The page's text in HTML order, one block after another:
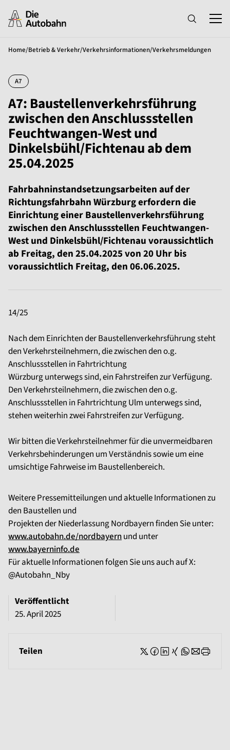
Home/Betrieb & Verkehr/Verkehrsinformationen/Verkehrsmeldungen
A7
A7: Baustellenverkehrsführung
zwischen den Anschlussstellen
Feuchtwangen-West und
Dinkelsbühl/Fichtenau ab dem
25.04.2025
Fahrbahninstandsetzungsarbeiten auf der
Richtungsfahrbahn Würzburg erfordern die
Einrichtung einer Baustellenverkehrsführung
zwischen den Anschlussstellen Feuchtwangen-
West und Dinkelsbühl/Fichtenau voraussichtlich
ab Freitag, den 25.04.2025 von 20 Uhr bis
voraussichtlich Freitag, den 06.06.2025.
14/25
Nach dem Einrichten der Baustellenverkehrsführung steht
den Verkehrsteilnehmern, die zwischen den o.g.
Anschlussstellen in Fahrtrichtung
Würzburg unterwegs sind, ein Fahrstreifen zur Verfügung.
Den Verkehrsteilnehmern, die zwischen den o.g.
Anschlussstellen in Fahrtrichtung Ulm unterwegs sind,
stehen weiterhin zwei Fahrstreifen zur Verfügung.
Wir bitten die Verkehrsteilnehmer für die unvermeidbaren
Verkehrsbehinderungen um Verständnis sowie um eine
umsichtige Fahrweise im Baustellenbereich.
Weitere Pressemitteilungen und aktuelle Informationen zu
den Baustellen und
Projekten der Niederlassung Nordbayern finden Sie unter:
www.autobahn.de/nordbayernund unter
www.bayerninfo.de
Für aktuelle Informationen folgen Sie uns auch auf X:
@Autobahn_Nby
Veröffentlicht
25. April 2025
Teilen